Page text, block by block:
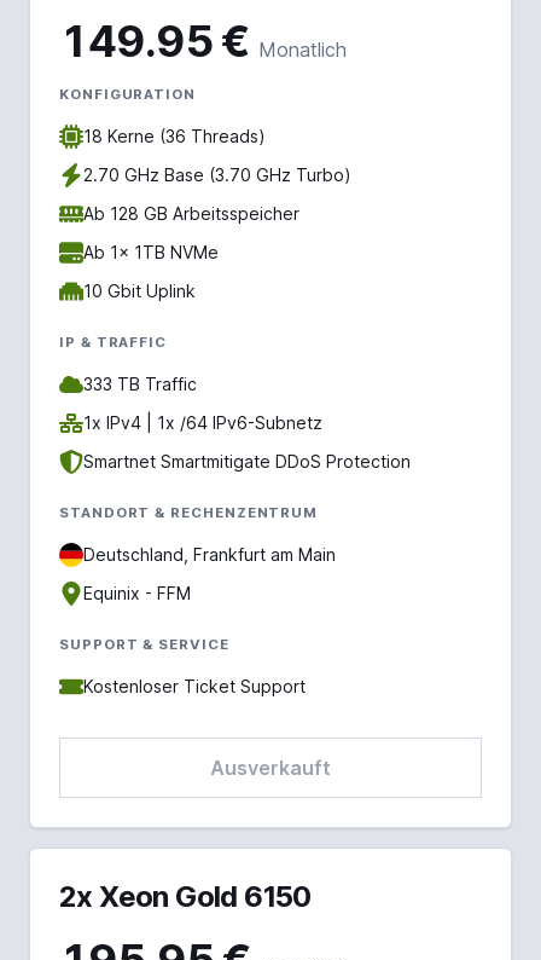
149.95 € Monatlich
KONFIGURATION
18 Kerne (36 Threads)
2.70 GHz Base (3.70 GHz Turbo)
Ab 128 GB Arbeitsspeicher
Ab 1x 1TB NVMe
10 Gbit Uplink
IP & TRAFFIC
333 TB Traffic
1x IPv4 | 1x /64 IPv6-Subnetz
Smartnet Smartmitigate DDoS Protection
STANDORT & RECHENZENTRUM
Deutschland, Frankfurt am Main
Equinix - FFM
SUPPORT & SERVICE
Kostenloser Ticket Support
Ausverkauft
2x Xeon Gold 6150